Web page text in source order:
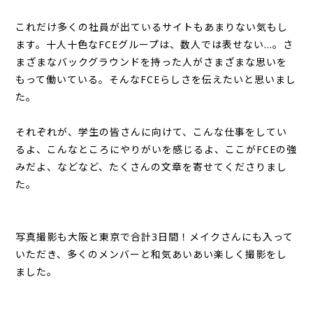
これだけ多くの社員が出ているサイトもあまりない気もし
ます。十人十色なFCEグループは、数人では表せない…。さ
まざまなバックグラウンドを持った人がさまざまな思いを
もって働いている。そんなFCEらしさを伝えたいと思いまし
た。
それぞれが、学生の皆さんに向けて、こんな仕事をしてい
るよ、こんなところにやりがいを感じるよ、ここがFCEの強
みだよ、などなど、たくさんの文章を寄せてくださりまし
た。
写真撮影も大阪と東京で合計3日間！メイクさんにも入って
いただき、多くのメンバーと和気あいあい楽しく撮影をし
ました。